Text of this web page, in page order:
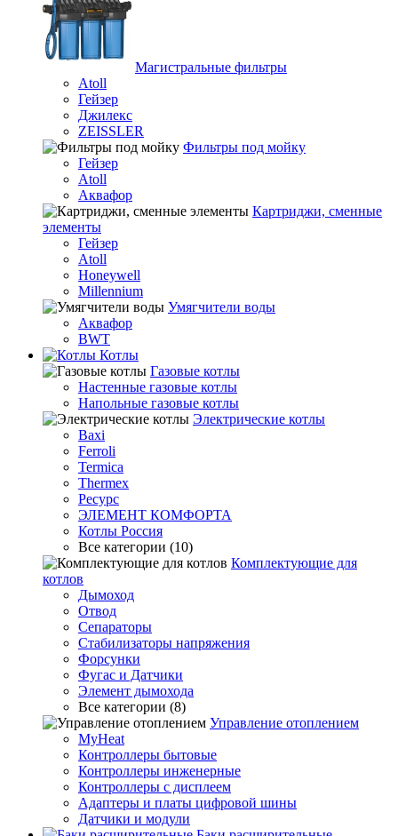
Магистральные фильтры
Atoll
Гейзер
Джилекс
ZEISSLER
Фильтры под мойку
Гейзер
Atoll
Аквафор
Картриджи, сменные
элементы
Гейзер
Atoll
Honeywell
Millennium
Умягчители воды
Аквафор
BWT
Котлы
Гaзовые котлы
Настенные газовые котлы
Напольные газовые котлы
Электрические котлы
Baxi
Ferroli
Termica
Thermex
Ресурс
ЭЛЕМЕНТ КОМФОРТА
Котлы Россия
Все категории (10)
Комплектующие для
котлов
Дымоход
Отвод
Сепараторы
Стабилизаторы напряжения
Форсунки
Фугас и Датчики
Элемент дымохода
Все категории (8)
Управление отоплением
MyHeat
Контроллеры бытовые
Контроллеры инженерные
Контроллеры с дисплеем
Адаптеры и платы цифровой шины
Датчики и модули